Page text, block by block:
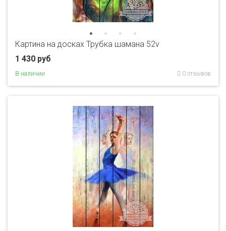
Картина на досках Трубка шамана 52v
1 430 руб
В наличии 0 отзывов